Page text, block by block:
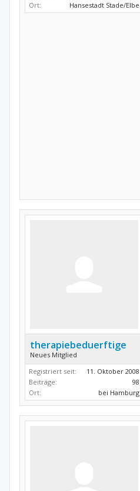
Ort:
Hansestadt Stade/Elbe
therapiebeduerftige
Neues Mitglied
Registriert seit:
11. Oktober 2008
Beiträge:
98
Ort:
bei Hamburg